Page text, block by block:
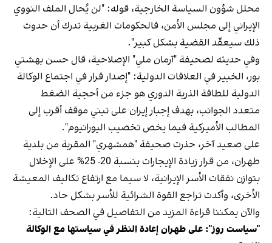
محلل شؤون السياسة الخارجية، قوله: "لن يُحال الملف النووي
الإيراني إلى مجلس الأمن، فالحكومات الغربية تدرك أن حدوث
ذلك سيعقّد القضية بشكل كبير".
وفي حديثه لصحيفة "آرمان ملي" الإصلاحية، قال حسن بهشتي
بور، الخبير في العلاقات الدولية: "إصدار قرار في اجتماع الوكالة
الدولية للطاقة الذرية الدوري هو جزء من أحجية الضغط
متعدد الجوانب، بهدف إجبار إيران على تبني موقف أقرب إلى
المطالب الأميركية فيما يخص تخصيب اليورانيوم".
على صعيد آخر، حذرت صحيفة "همشهري" المقربة من بلدية
طهران، من قرار زيادة الإيجارات بنسبة 20- 25% على الإخلال
بتوازن نفقات الأسر الإيرانية، لا سيما مع ارتفاع تكاليف المعيشة
الأخرى، وأكدت تراجع القوة الشرائية للأسر بشكل حاد.
والآن يمكننا قراءة المزيد من التفاصيل في الصحف التالية:
"سياست روز": على طهران إعادة النظر في سياستها مع الوكالة